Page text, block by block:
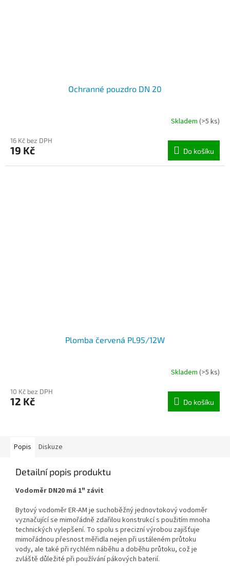
Ochranné pouzdro DN 20
Skladem (>5 ks)
16 Kč bez DPH
19 Kč Do košíku
Plomba červená PL95/12W
Skladem (>5 ks)
10 Kč bez DPH
12 Kč Do košíku
Popis Diskuze
Detailní popis produktu
Vodoměr DN20 má 1" závit
Bytový vodoměr ER-AM je suchoběžný jednovtokový vodoměr
vyznačující se mimořádně zdařilou konstrukcí s použitím mnoha
technických vylepšení. To spolu s precizní výrobou zajišťuje
mimořádnou přesnost měřidla nejen při ustáleném průtoku
vody, ale také při rychlém náběhu a doběhu průtoku, což je
zvláště důležité při používání pákových baterií.